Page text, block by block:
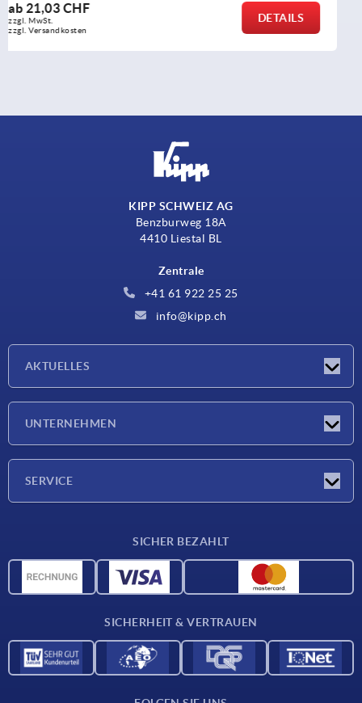
ab0,55 CHF
zzgl. MwSt.
zzgl. Versandkosten
DETAILS
KIPP SCHWEIZ AG
Benzburweg 18A
4410 Liestal BL
Zentrale
+41 61 922 25 25
info@kipp.ch
AKTUELLES
UNTERNEHMEN
SERVICE
CAD-Daten
SICHER BEZAHLT
SICHERHEIT & VERTRAUEN